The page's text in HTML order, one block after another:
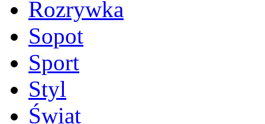
Rozrywka
Sopot
Sport
Styl
Świat